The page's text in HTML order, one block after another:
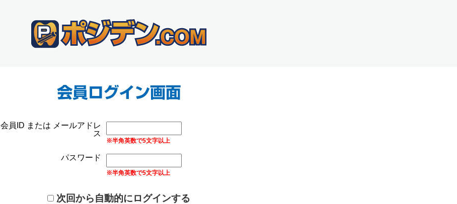
会員ID または メールアドレ
ス
※半角英数で5文字以上
パスワード
※半角英数で5文字以上
次回から自動的にログインする